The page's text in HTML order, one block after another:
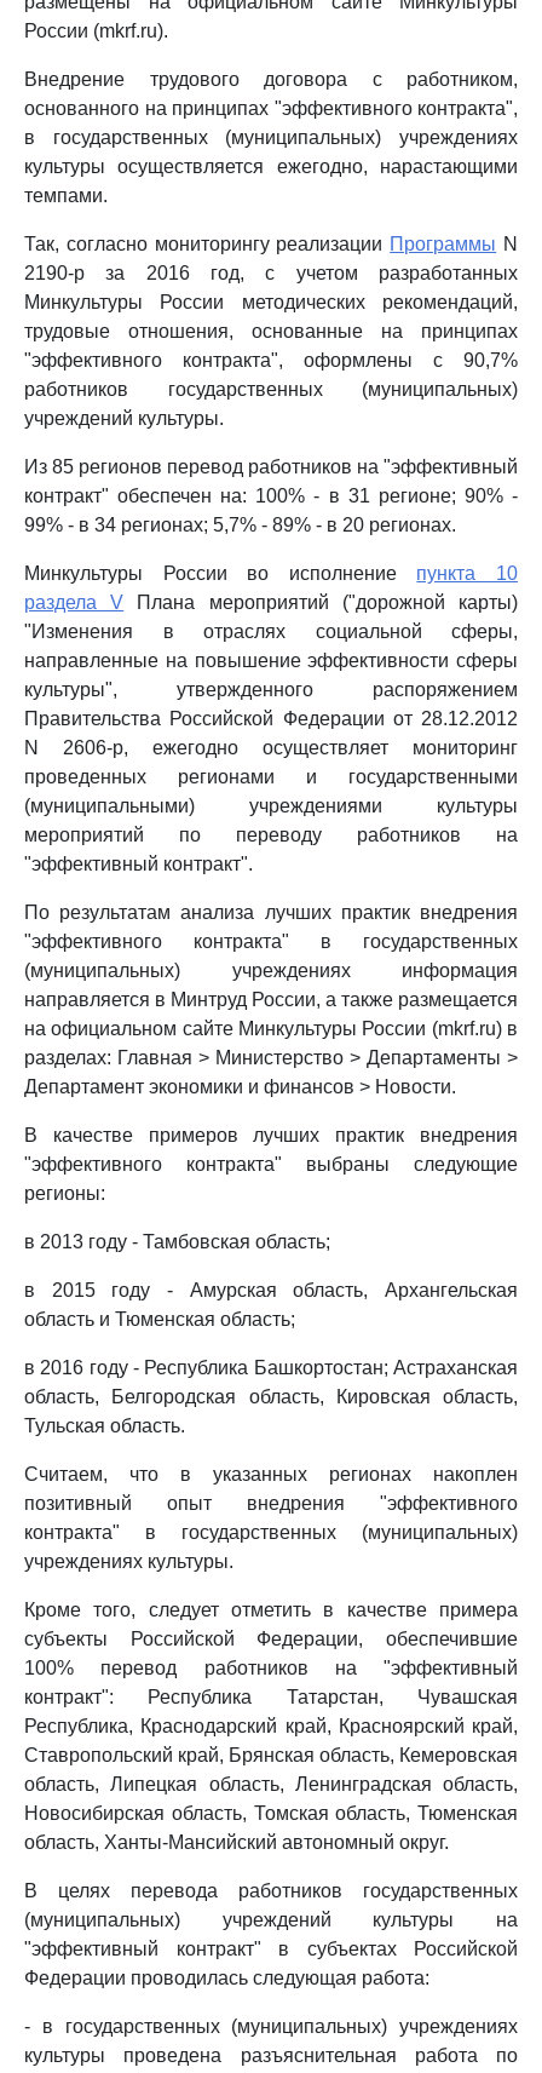
России (mkrf.ru).
Внедрение трудового договора с работником,
основанного на принципах "эффективного контракта",
в государственных (муниципальных) учреждениях
культуры осуществляется ежегодно, нарастающими
темпами.
Так, согласно мониторингу реализации Программы N
2190-р за 2016 год, с учетом разработанных
Минкультуры России методических рекомендаций,
трудовые отношения, основанные на принципах
"эффективного контракта", оформлены с 90,7%
работников государственных (муниципальных)
учреждений культуры.
Из 85 регионов перевод работников на "эффективный
контракт" обеспечен на: 100% - в 31 регионе; 90% -
99% - в 34 регионах; 5,7% - 89% - в 20 регионах.
Минкультуры России во исполнение пункта 10
раздела V Плана мероприятий ("дорожной карты)
"Изменения в отраслях социальной сферы,
направленные на повышение эффективности сферы
культуры", утвержденного распоряжением
Правительства Российской Федерации от 28.12.2012
N 2606-р, ежегодно осуществляет мониторинг
проведенных регионами и государственными
(муниципальными) учреждениями культуры
мероприятий по переводу работников на
"эффективный контракт".
По результатам анализа лучших практик внедрения
"эффективного контракта" в государственных
(муниципальных) учреждениях информация
направляется в Минтруд России, а также размещается
на официальном сайте Минкультуры России (mkrf.ru) в
разделах: Главная > Министерство > Департаменты >
Департамент экономики и финансов > Новости.
В качестве примеров лучших практик внедрения
"эффективного контракта" выбраны следующие
регионы:
в 2013 году - Тамбовская область;
в 2015 году - Амурская область, Архангельская
область и Тюменская область;
в 2016 году - Республика Башкортостан; Астраханская
область, Белгородская область, Кировская область,
Тульская область.
Считаем, что в указанных регионах накоплен
позитивный опыт внедрения "эффективного
контракта" в государственных (муниципальных)
учреждениях культуры.
Кроме того, следует отметить в качестве примера
субъекты Российской Федерации, обеспечившие
100% перевод работников на "эффективный
контракт": Республика Татарстан, Чувашская
Республика, Краснодарский край, Красноярский край,
Ставропольский край, Брянская область, Кемеровская
область, Липецкая область, Ленинградская область,
Новосибирская область, Томская область, Тюменская
область, Ханты-Мансийский автономный округ.
В целях перевода работников государственных
(муниципальных) учреждений культуры на
"эффективный контракт" в субъектах Российской
Федерации проводилась следующая работа:
- в государственных (муниципальных) учреждениях
культуры проведена разъяснительная работа по